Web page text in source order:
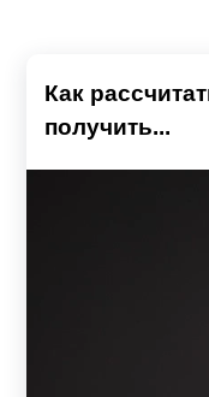
Как
получить...